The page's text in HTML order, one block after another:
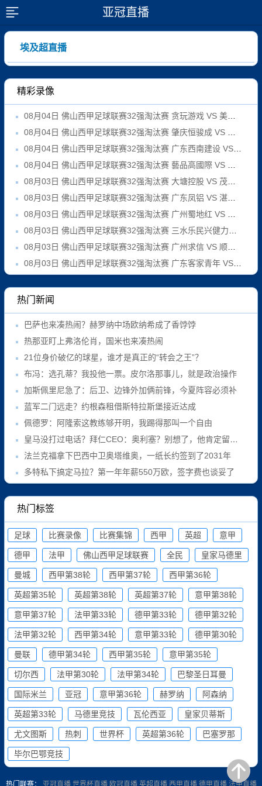
亚冠直播
埃及超直播
精彩录像
08月04日 佛山西甲足球联赛32强淘汰赛 贪玩游戏 VS 美的薪火 全场录像
08月04日 佛山西甲足球联赛32强淘汰赛 肇庆恒骏成 VS 三七互娱 全场录像
08月04日 佛山西甲足球联赛32强淘汰赛 广东西南建设 VS 香港圣徒 全场录像
08月04日 佛山西甲足球联赛32强淘汰赛 藝品高國際 VS 湛江狂狼·粵辉能源 全场录像
08月03日 佛山西甲足球联赛32强淘汰赛 大塘控股 VS 茂名市点都得 全场录像
08月03日 佛山西甲足球联赛32强淘汰赛 广东凤铝 VS 湛江八部科技 全场录像
08月03日 佛山西甲足球联赛32强淘汰赛 广州蜀地红 VS 广州戴拿模 全场录像
08月03日 佛山西甲足球联赛32强淘汰赛 三水乐民兴健力宝 VS 中国澳门澳科精英 全场录像
08月03日 佛山西甲足球联赛32强淘汰赛 广州求信 VS 顺德新青年 全场录像
08月03日 佛山西甲足球联赛32强淘汰赛 广东客家青年 VS 广州英华思力U17 全场录像
热门新闻
巴萨也来凑热闹？赫罗纳中场欧纳希成了香饽饽
热那亚盯上弗洛伦肖，国米也来凑热闹
21位身价破亿的球星，谁才是真正的“转会之王”？
布冯：选孔蒂？我投他一票。皮尔洛那事儿，就是政治操作
加斯佩里尼急了：后卫、边锋外加俩前锋，今夏阵容必须补
蓝军二门远走？约根森租借斯特拉斯堡接近达成
佩德罗：阿隆索这教练够开明，我踢得那叫一个自由
皇马没打过电话？拜仁CEO：奥利塞？别想了，他肯定留队！
法兰克福拿下巴西中卫奥塔维奥，一纸长约签到了2031年
多特私下搞定马拉？第一年年薪550万欧，签字费也谈妥了
热门标签
足球 比赛录像 比赛集锦 西甲 英超 意甲
德甲 法甲 佛山西甲足球联赛 全民 皇家马德里
曼城 西甲第38轮 西甲第37轮 西甲第36轮
英超第35轮 英超第38轮 英超第37轮 意甲第38轮
意甲第37轮 法甲第33轮 德甲第33轮 德甲第32轮
法甲第32轮 西甲第34轮 意甲第33轮 德甲第30轮
曼联 德甲第34轮 西甲第35轮 意甲第35轮
切尔西 法甲第30轮 法甲第34轮 巴黎圣日耳曼
国际米兰 亚冠 意甲第36轮 赫罗纳 阿森纳
英超第33轮 马德里竞技 瓦伦西亚 皇家贝蒂斯
尤文图斯 热刺 世界杯 英超第36轮 巴塞罗那
毕尔巴鄂竞技
热门联赛： 亚冠直播 世界杯直播 欧冠直播 英超直播 西甲直播 德甲直播 法甲直播